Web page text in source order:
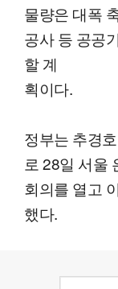
물량은 대폭
공사 등 공공
할 계
획이다.
정부는 추경
로 28일 서울
회의를 열고
했다.